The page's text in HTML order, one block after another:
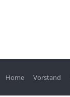
Home Vorstand